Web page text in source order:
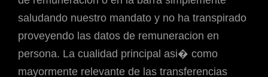
saludando nuestro mandato y no ha transpirado
proveyendo las datos de remuneracion en
persona. La cualidad principal asi� como
mayormente relevante de las transferencias